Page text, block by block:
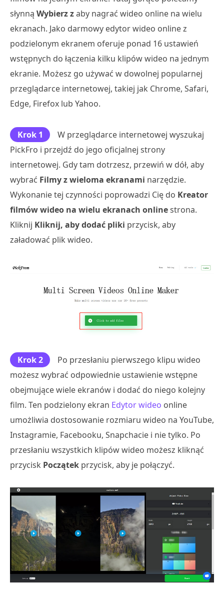
słynną Wybierz zaby nagrać wideo online na wielu
ekranach. Jako darmowy edytor wideo online z
podzielonym ekranem oferuje ponad 16 ustawień
wstępnych do łączenia kilku klipów wideo na jednym
ekranie. Możesz go używać w dowolnej popularnej
przeglądarce internetowej, takiej jak Chrome, Safari,
Edge, Firefox lub Yahoo.
Krok 1
W przeglądarce internetowej wyszukaj
PickFro i przejdź do jego oficjalnej strony
internetowej. Gdy tam dotrzesz, przewiń w dół, aby
wybrać Filmy z wieloma ekranami narzędzie.
Wykonanie tej czynności poprowadzi Cię do Kreator
filmów wideo na wielu ekranach onlinestrona.
Kliknij Kliknij, aby dodać pliki przycisk, aby
załadować plik wideo.
Krok 2
Po przesłaniu pierwszego klipu wideo
możesz wybrać odpowiednie ustawienie wstępne
obejmujące wiele ekranów i dodać do niego kolejny
film. Ten podzielony ekran Edytor wideo online
umożliwia dostosowanie rozmiaru wideo na YouTube,
Instagramie, Facebooku, Snapchacie i nie tylko. Po
przesłaniu wszystkich klipów wideo możesz kliknąć
przycisk Początek przycisk, aby je połączyć.